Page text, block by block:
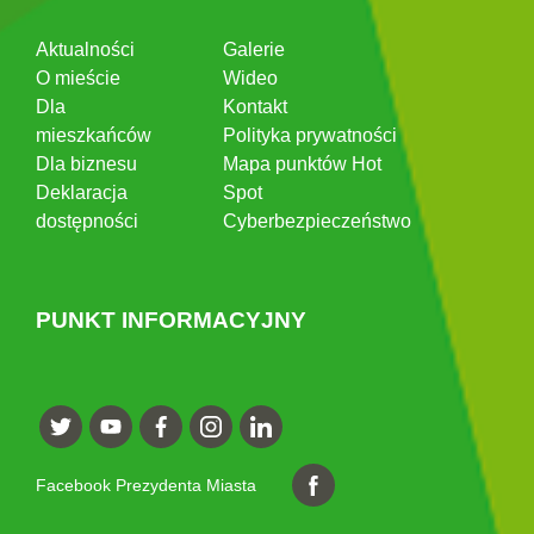
Aktualności
O mieście
Dla
mieszkańców
Dla biznesu
Deklaracja
dostępności
Galerie
Wideo
Kontakt
Polityka prywatności
Mapa punktów Hot
Spot
Cyberbezpieczeństwo
PUNKT INFORMACYJNY
Facebook Prezydenta Miasta